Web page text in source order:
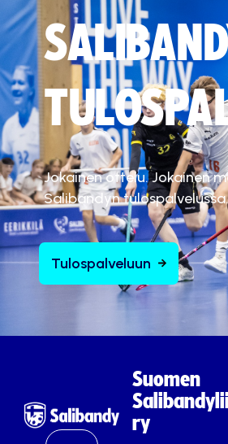
Jokainen ottelu. Jokainen
Salibandyn tulospalvelussa.
Tulospalveluun
Suomen
ry